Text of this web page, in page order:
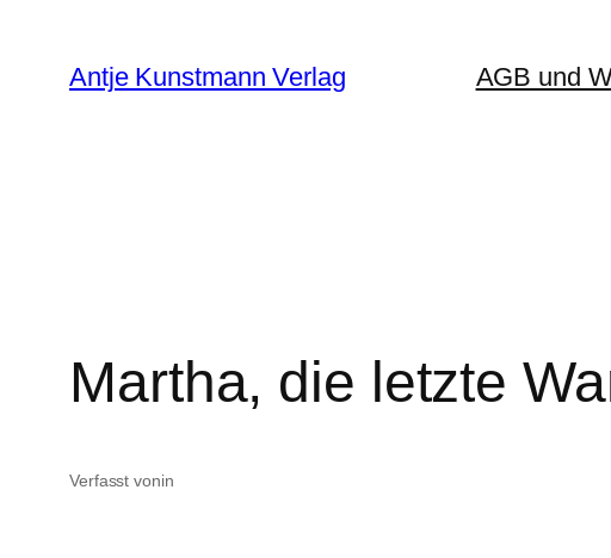
springen
Antje Kunstmann Verlag AGB und
Martha, die letzte
Verfasst vonin